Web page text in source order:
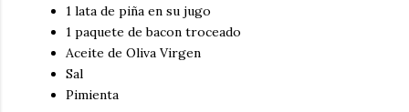
1 lata de piña en su jugo
1 paquete de bacon troceado
Aceite de Oliva Virgen
Sal
Pimienta